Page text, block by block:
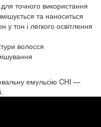
точного використання
та наноситься
тон і легкого освітлення
волосся
емульсію CHI —